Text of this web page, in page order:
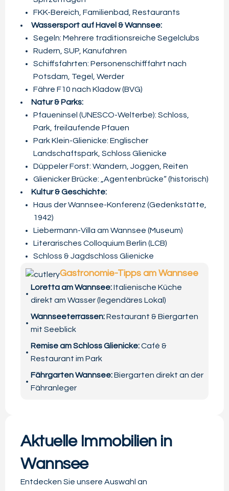
FKK-Bereich, Familienbad, Restaurants
Wassersport auf Havel & Wannsee:
Segeln: Mehrere traditionsreiche Segelclubs
Rudern, SUP, Kanufahren
Schiffsfahrten: Personenschifffahrt nach
Potsdam, Tegel, Werder
Fähre F10 nach Kladow (BVG)
Natur & Parks:
Pfaueninsel (UNESCO-Welterbe): Schloss,
Park, freilaufende Pfauen
Park Klein-Glienicke: Englischer
Landschaftspark, Schloss Glienicke
Düppeler Forst: Wandern, Joggen, Reiten
Glienicker Brücke: „Agentenbrücke“ (historisch)
Kultur & Geschichte:
Haus der Wannsee-Konferenz (Gedenkstätte,
1942)
Liebermann-Villa am Wannsee (Museum)
Literarisches Colloquium Berlin (LCB)
Schloss & Jagdschloss Glienicke
Gastronomie-Tipps am Wannsee
Loretta am Wannsee:Italienische Küche
direkt am Wasser (legendäres Lokal)
Wannseeterrassen:Restaurant & Biergarten
mit Seeblick
Remise am Schloss Glienicke:Café &
Restaurant im Park
Fährgarten Wannsee:Biergarten direkt an der
Fähranleger
Aktuelle Immobilien in
Wannsee
Entdecken Sie unsere Auswahl an